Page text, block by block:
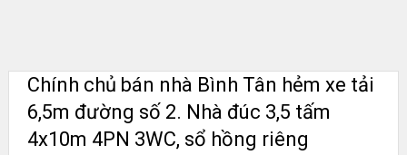
Chính chủ bán nhà Bình Tân hẻm xe tải
6,5m đường số 2. Nhà đúc 3,5 tấm
4x10m 4PN 3WC, sổ hồng riêng